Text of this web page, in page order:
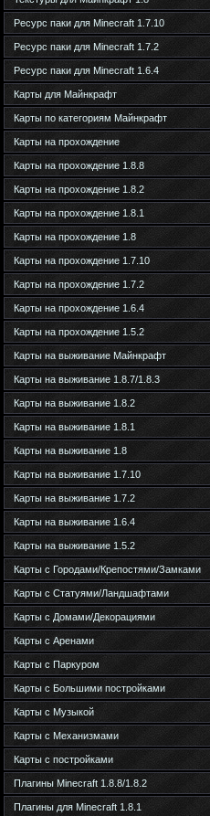
Ресурс паки для Minecraft 1.7.10
Ресурс паки для Minecraft 1.7.2
Ресурс паки для Minecraft 1.6.4
Карты для Майнкрафт
Карты по категориям Майнкрафт
Карты на прохождение
Карты на прохождение 1.8.8
Карты на прохождение 1.8.2
Карты на прохождение 1.8.1
Карты на прохождение 1.8
Карты на прохождение 1.7.10
Карты на прохождение 1.7.2
Карты на прохождение 1.6.4
Карты на прохождение 1.5.2
Карты на выживание Майнкрафт
Карты на выживание 1.8.7/1.8.3
Карты на выживание 1.8.2
Карты на выживание 1.8.1
Карты на выживание 1.8
Карты на выживание 1.7.10
Карты на выживание 1.7.2
Карты на выживание 1.6.4
Карты на выживание 1.5.2
Карты с Городами/Крепостями/Замками
Карты с Статуями/Ландшафтами
Карты с Домами/Декорациями
Карты с Аренами
Карты с Паркуром
Карты с Большими постройками
Карты с Музыкой
Карты с Механизмами
Карты с постройками
Плагины Minecraft 1.8.8/1.8.2
Плагины для Minecraft 1.8.1